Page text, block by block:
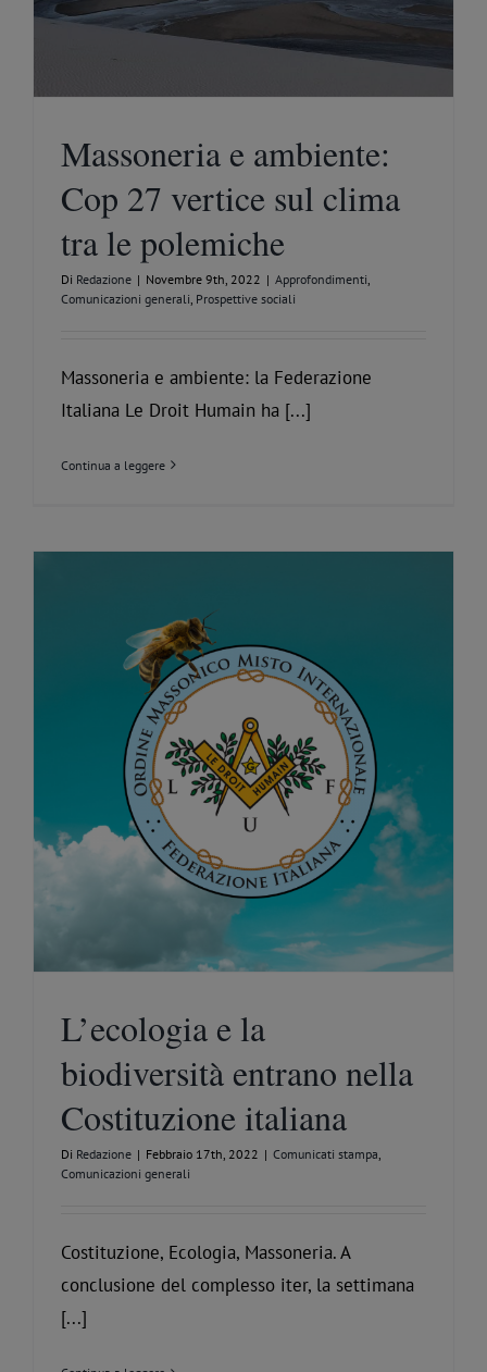
Massoneria e ambiente:
Cop 27 vertice sul clima
tra le polemiche
Di Redazione | Novembre 9th, 2022 | Approfondimenti
Comunicazioni generali Prospettive sociali
Massoneria e ambiente: la Federazione
Italiana Le Droit Humain ha [...]
Continua a leggere
L’ecologia e la
biodiversità entrano nella
Costituzione italiana
Di Redazione | Febbraio 17th, 2022 | Comunicati stampa,
Comunicazioni generali
Costituzione, Ecologia, Massoneria. A
conclusione del complesso iter, la settimana
[...]